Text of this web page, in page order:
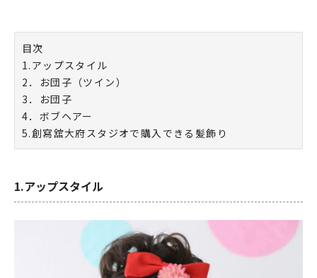
目次
1.アップスタイル
2．お団子（ツイン）
3．お団子
4．ボブヘアー
5.創寫舘大府スタジオで購入できる髪飾り
1.アップスタイル